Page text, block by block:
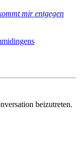
mir entgegen
beizutreten.